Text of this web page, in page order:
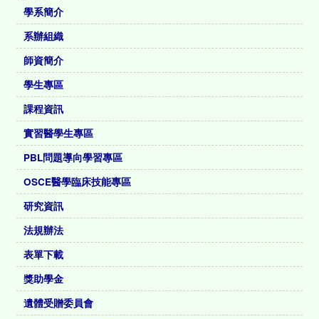
學系簡介
系辦組織
師資簡介
學生專區
課程資訊
實習醫學生專區
PBL問題導向學習專區
OSCE醫學臨床技能專區
研究資訊
法規辦法
表單下載
獎助學金
遺體受贈委員會